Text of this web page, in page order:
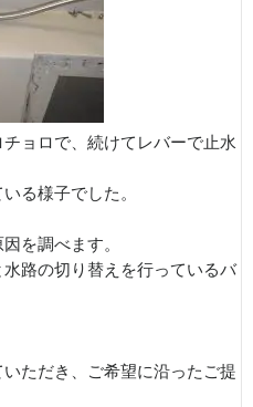
ョロで、続けてレバーで止水
る様子でした。
を調べます。
路の切り替えを行っているバ
ただき、ご希望に沿ったご提